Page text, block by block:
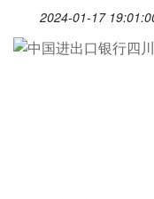
2024-01-17